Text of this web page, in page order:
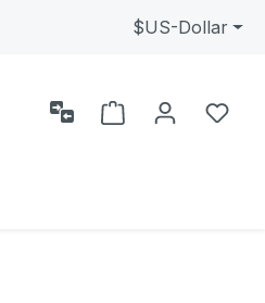
$US-Dollar
0
Alışveriş